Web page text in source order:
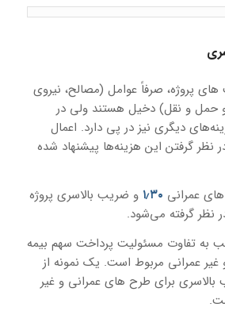
های پروژه، صرفاً عوامل (مصالح، نیروی
و حمل و نقل) دخیل هستند ولی در
دیگری نیز در پی دارد. اعمال
نظر گرفتن این هزینه‌ها پیشنهاد شده
عمرانی ۱٫۳۰ و ضریب بالاسری پروژه
نظر گرفته می‌شود.
به تفاوت مسئولیت پرداخت سهم بیمه
عمرانی مربوط است. یک نمونه از
بالاسری برای طرح های عمرانی و غیر